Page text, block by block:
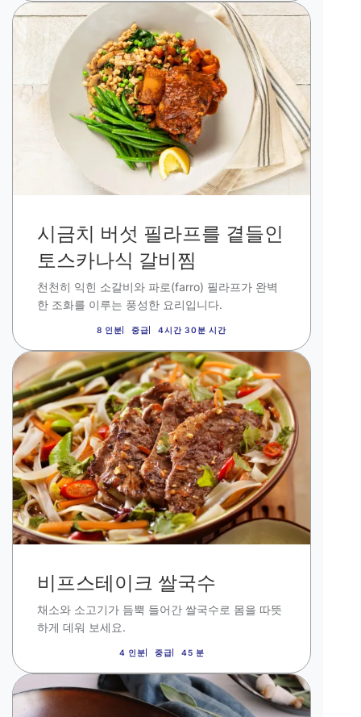
이
시금치 버섯 필라프를 곁들인
토스카나식 갈비찜
천천히 익힌 소갈비와 파로(farro) 필라프가 완벽
한 조화를 이루는 풍성한 요리입니다.
8 인분 중급 4시간 30분 시간
이
미
지
비프스테이크 쌀국수
채소와 소고기가 듬뿍 들어간 쌀국수로 몸을 따뜻
하게 데워 보세요.
4 인분 중급 45 분
이
미